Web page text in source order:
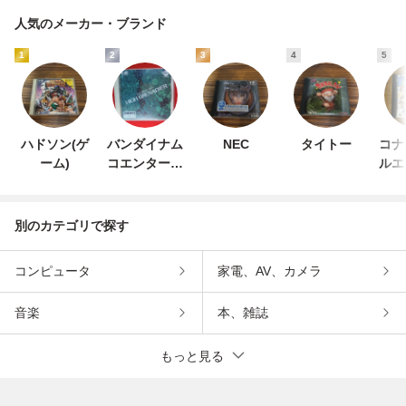
人気のメーカー・ブランド
1
ハドソン(ゲ
ーム)
2
バンダイナム
コエンターテ
3
NEC
4
タイトー
5
コ
ル
別のカテゴリで探す
コンピュータ 家電、AV、カメラ
音楽 本、雑誌
もっと見る